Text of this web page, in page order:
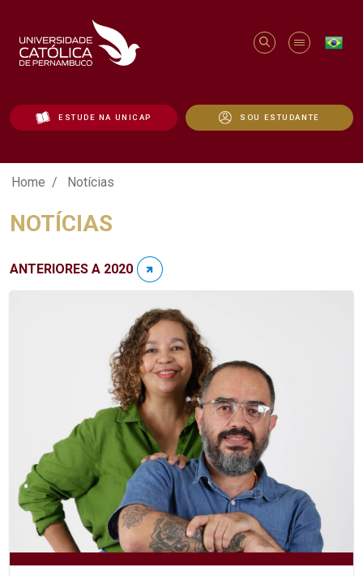
ESTUDE NA UNICAP SOU ESTUDANTE
Notícias - Unicap
Home Notícias
NOTÍCIAS
ANTERIORES A 2020